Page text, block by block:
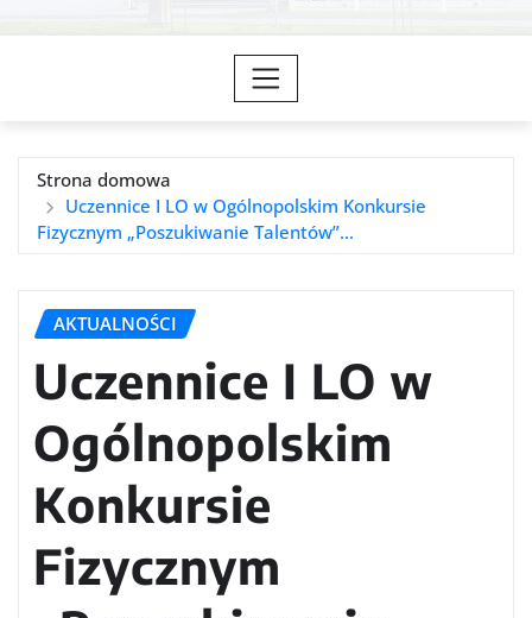
Strona domowa
Uczennice I LO w Ogólnopolskim Konkursie
Fizycznym „Poszukiwanie Talentów”…
AKTUALNOŚCI
Uczennice I LO w
Ogólnopolskim
Konkursie
Fizycznym